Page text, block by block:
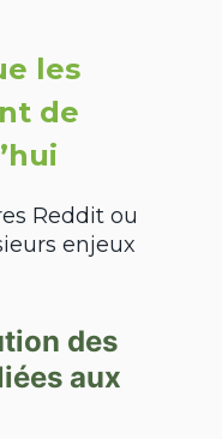
les
de
Reddit ou
enjeux
des
aux